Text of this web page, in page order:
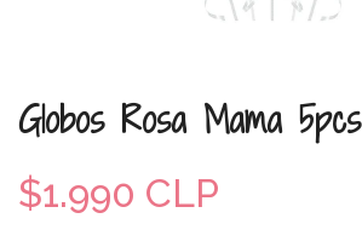
Globos Rosa Mama 5pcs
$1.990 CLP